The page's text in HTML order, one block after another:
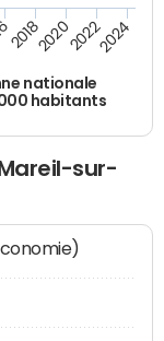
nationale
habitants
2018202020222024
sur-